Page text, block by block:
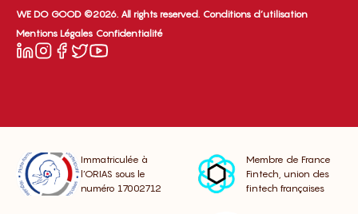
WE DO GOOD ©2026. All rights reserved. Conditions d’utilisation
Mentions Légales Confidentialité
Immatriculée à
l’ORIAS sous le
numéro 17002712
Membre de France
Fintech, union des
fintech françaises